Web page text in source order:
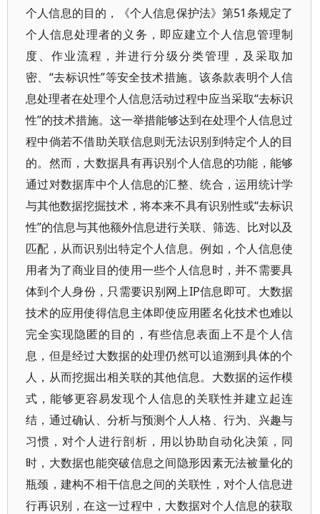
个人信息的目的，《个人信息保护法》第51条规定了
个人信息处理者的义务，即应建立个人信息管理制
度、作业流程，并进行分级分类管理，及采取加
密、“去标识性”等安全技术措施。该条款表明个人信
息处理者在处理个人信息活动过程中应当采取“去标识
性”的技术措施。这一举措能够达到在处理个人信息过
程中倘若不借助关联信息则无法识别到特定个人的目
的。然而，大数据具有再识别个人信息的功能，能够
通过对数据库中个人信息的汇整、统合，运用统计学
与其他数据挖掘技术，将本来不具有识别性或“去标识
性”的信息与其他额外信息进行关联、筛选、比对以及
匹配，从而识别出特定个人信息。例如，个人信息使
用者为了商业目的使用一些个人信息时，并不需要具
体到个人身份，只需要识别网上IP信息即可。大数据
技术的应用使得信息主体即使应用匿名化技术也难以
完全实现隐匿的目的，有些信息表面上不是个人信
息，但是经过大数据的处理仍然可以追溯到具体的个
人，从而挖掘出相关联的其他信息。大数据的运作模
式，能够更容易发现个人信息的关联性并建立起连
结，通过确认、分析与预测个人人格、行为、兴趣与
习惯，对个人进行剖析，用以协助自动化决策，同
时，大数据也能突破信息之间隐形因素无法被量化的
瓶颈，建构不相干信息之间的关联性，对个人信息进
行再识别，在这一过程中，大数据对个人信息的获取